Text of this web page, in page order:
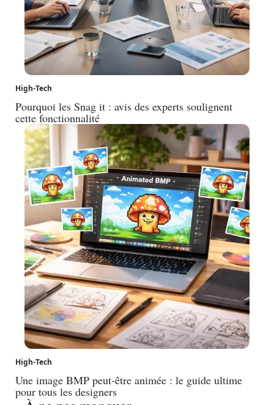
High-Tech
Pourquoi les Snag it : avis des experts soulignent
cette fonctionnalité
High-Tech
Une image BMP peut-être animée : le guide ultime
pour tous les designers